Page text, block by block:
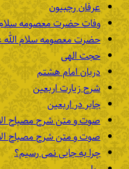
عرفان رجبیون
وفات حضرت معصومه سلام
حضرت معصومه سلام الله
حجت الهی
دربان امام هشتم
شرح زیارت اربعین
جابر در اربعین
صوت و متن شرح مصباح
صوت و متن شرح مصباح
چرا به جایی نمی رسیم؟